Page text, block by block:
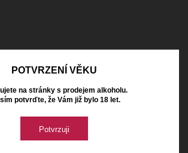
10.55 €mit Mehrwertsteuer
POTVRZENÍ VĚKU
na stránky s prodejem alkoholu.
potvrďte, že Vám již bylo 18 let.
Potvrzuji